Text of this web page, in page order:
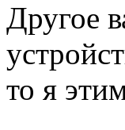
Другое
то я